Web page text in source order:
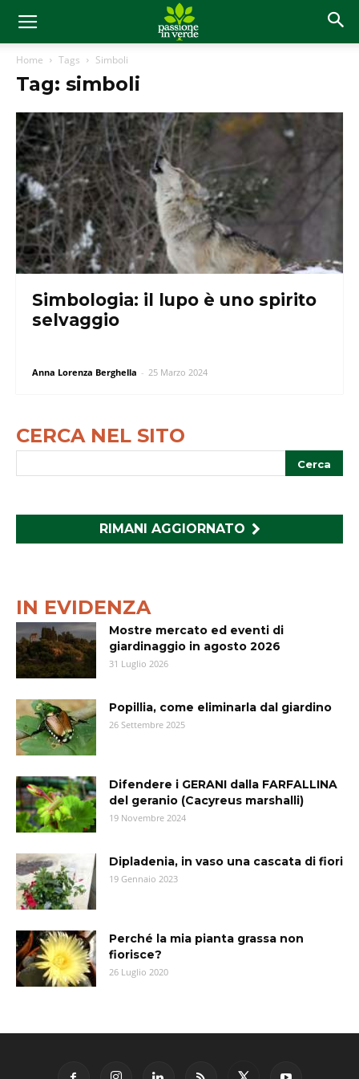
Home Tags Simboli
Tag: simboli
Simbologia: il lupo è uno spirito
selvaggio
Anna Lorenza Berghella - 25 Marzo 2024
CERCA NEL SITO
RIMANI AGGIORNATO
IN EVIDENZA
Mostre mercato ed eventi di
giardinaggio in agosto 2026
31 Luglio 2026
Popillia, come eliminarla dal giardino
26 Settembre 2025
Difendere i GERANI dalla FARFALLINA
del geranio (Cacyreus marshalli)
19 Novembre 2024
Dipladenia, in vaso una cascata di fiori
19 Gennaio 2023
Perché la mia pianta grassa non
fiorisce?
26 Luglio 2020